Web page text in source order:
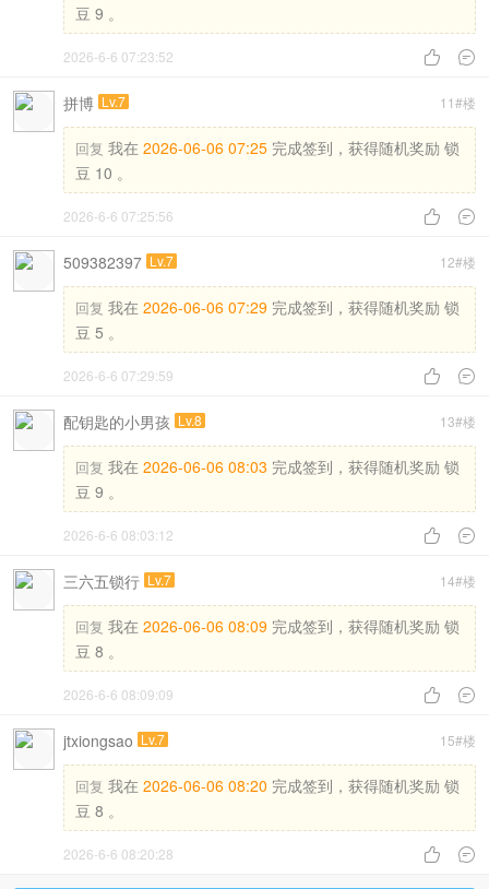
豆 9 。
 
2026-6-6 07:23:52
11#楼
拼博 Lv.7
回复 我在 2026-06-06 07:25 完成签到，获得随机奖励 锁
豆 10 。
 
2026-6-6 07:25:56
12#楼
509382397 Lv.7
回复 我在 2026-06-06 07:29 完成签到，获得随机奖励 锁
豆 5 。
 
2026-6-6 07:29:59
13#楼
配钥匙的小男孩 Lv.8
回复 我在 2026-06-06 08:03 完成签到，获得随机奖励 锁
豆 9 。
 
2026-6-6 08:03:12
14#楼
三六五锁行 Lv.7
回复 我在 2026-06-06 08:09 完成签到，获得随机奖励 锁
豆 8 。
 
2026-6-6 08:09:09
15#楼
jtxiongsao Lv.7
回复 我在 2026-06-06 08:20 完成签到，获得随机奖励 锁
豆 8 。
 
2026-6-6 08:20:28